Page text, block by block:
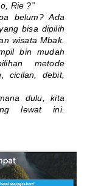
Rie ?”
belum? Ada
bisa dipilih
wisata Mbak.
bin mudah
metode
cicilan, debit,
dulu, kita
lewat ini.